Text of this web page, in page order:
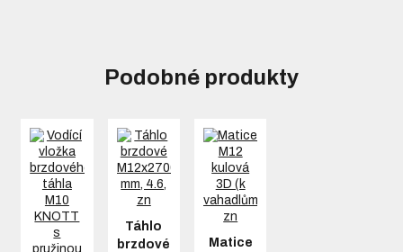
Podobné produkty
Táhlo
brzdové
Matice